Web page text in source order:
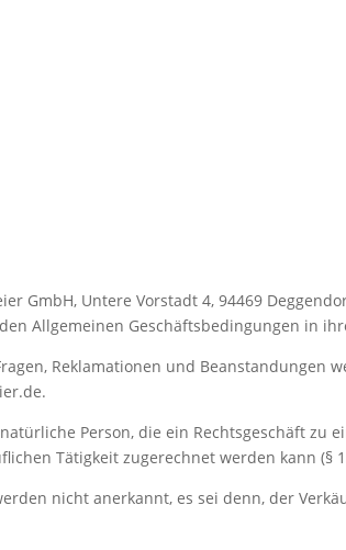
GmbH, Untere Vorstadt 4, 94469
Allgemeinen Geschäftsbedingungen in
Reklamationen und Beanstandungen
Person, die ein Rechtsgeschäft zu
Tätigkeit zugerechnet werden kann (§
nicht anerkannt, es sei denn, der